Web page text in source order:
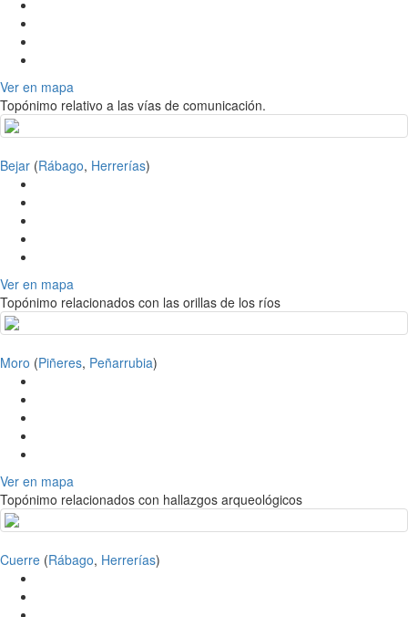
Ver en mapa
Topónimo relativo a las vías de comunicación.
Bejar (Rábago, Herrerías)
Ver en mapa
Topónimo relacionados con las orillas de los ríos
Moro (Piñeres, Peñarrubia)
Ver en mapa
Topónimo relacionados con hallazgos arqueológicos
Cuerre (Rábago, Herrerías)